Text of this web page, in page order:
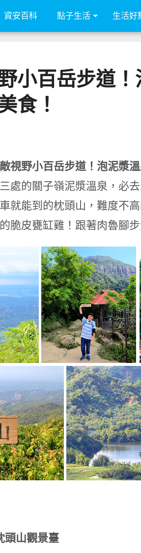
資安百科 點子生活 生活好
小百岳步道
食！
視野小百岳步道！泡泥漿
處的關子嶺泥漿溫泉，必
就能到的枕頭山，難度不
脆皮甕缸雞！跟著肉魯腳
頭山觀景臺